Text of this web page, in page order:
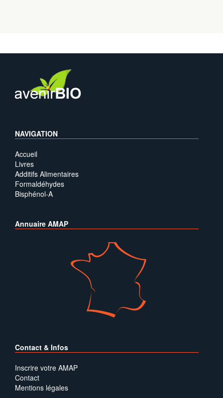
NAVIGATION
Accueil
Livres
Additifs Alimentaires
Formaldéhydes
Bisphénol-A
Annuaire AMAP
Contact & Infos
Inscrire votre AMAP
Contact
Mentions légales